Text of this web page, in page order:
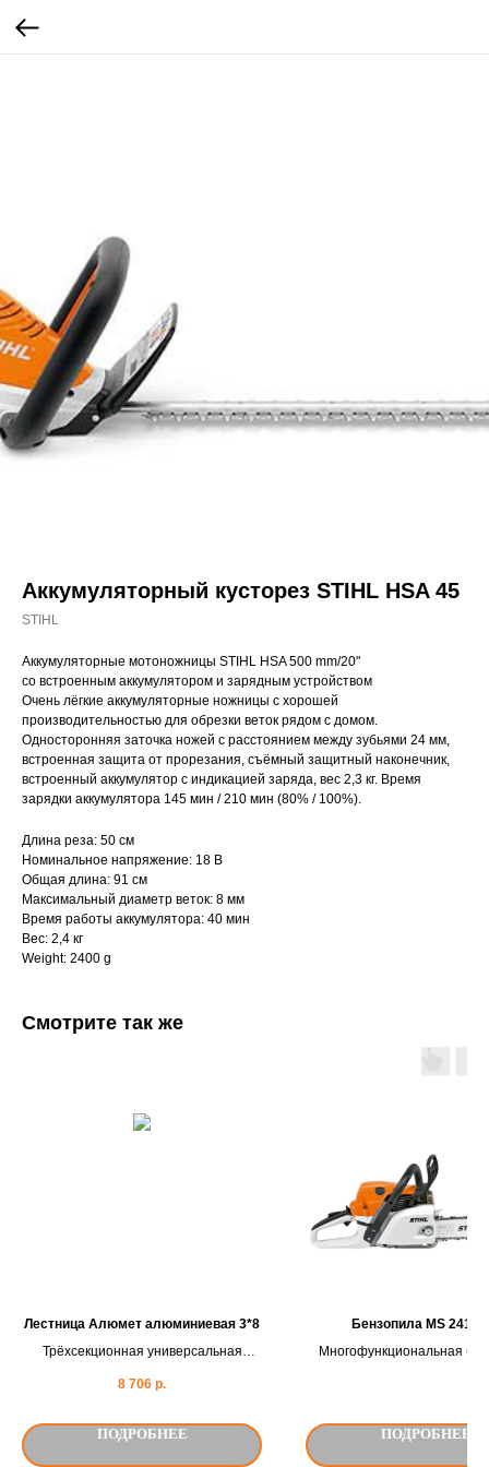
Аккумуляторный кусторез STIHL НSA 45
STIHL
Аккумуляторные мотоножницы STIHL HSA 500 mm/20"
со встроенным аккумулятором и зарядным устройством
Очень лёгкие аккумуляторные ножницы с хорошей
производительностью для обрезки веток рядом с домом.
Односторонняя заточка ножей с расстоянием между зубьями 24 мм,
встроенная защита от прорезания, съёмный защитный наконечник,
встроенный аккумулятор с индикацией заряда, вес 2,3 кг. Время
зарядки аккумулятора 145 мин / 210 мин (80% / 100%).
Длина реза: 50 см
Номинальное напряжение: 18 В
Общая длина: 91 см
Максимальный диаметр веток: 8 мм
Время работы аккумулятора: 40 мин
Вес: 2,4 кг
Weight: 2400 g
Смотрите так же
Лестница Алюмет алюминиевая 3*8
Трёхсекционная универсальная
предназначена для использования в
приставном варианте, как
8 706 р.
ПОДРОБНЕЕ
Бензопила MS 241
Многофункциональная
ПОДРОБНЕЕ